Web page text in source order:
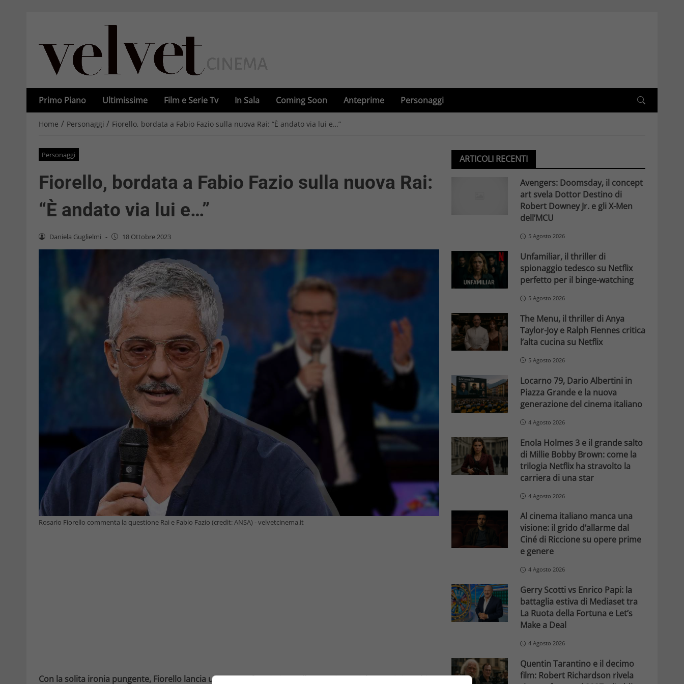
Primo Piano Ultimissime Film e Serie Tv In Sala Coming Soon Anteprime Personaggi
Home / Personaggi / Fiorello, bordata a Fabio Fazio sulla nuova Rai: “È andato via lui e…”
Personaggi
Fiorello, bordata a Fabio Fazio sulla nuova Rai:
“È andato via lui e…”
Daniela Guglielmi - 18 Ottobre 2023
Rosario Fiorello commenta la questione Rai e Fabio Fazio (credit: ANSA) - velvetcinema.it
Con la solita ironia pungente, Fiorello lancia una nuova frecciatina sulla questione Viale Mazzini e Fabio
ARTICOLI RECENTI
Avengers: Doomsday, il concept
art svela Dottor Destino di
Robert Downey Jr. e gli X-Men
dell’MCU
5 Agosto 2026
Unfamiliar, il thriller di
spionaggio tedesco su Netflix
perfetto per il binge-watching
5 Agosto 2026
The Menu, il thriller di Anya
Taylor-Joy e Ralph Fiennes critica
l’alta cucina su Netflix
5 Agosto 2026
Locarno 79, Dario Albertini in
Piazza Grande e la nuova
generazione del cinema italiano
4 Agosto 2026
Enola Holmes 3 e il grande salto
di Millie Bobby Brown: come la
trilogia Netflix ha stravolto la
carriera di una star
4 Agosto 2026
Al cinema italiano manca una
visione: il grido d’allarme dal
Ciné di Riccione su opere prime
e genere
4 Agosto 2026
Gerry Scotti vs Enrico Papi: la
battaglia estiva di Mediaset tra
La Ruota della Fortuna e Let’s
Make a Deal
4 Agosto 2026
Quentin Tarantino e il decimo
film: Robert Richardson rivela